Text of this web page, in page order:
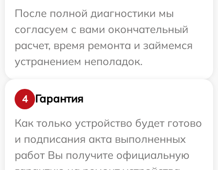
После полной диагностики мы
согласуем с вами окончательный
расчет, время ремонта и займемся
устранением неполадок.
4
Гарантия
Как только устройство будет готово
и подписания акта выполненных
работ Вы получите официальную